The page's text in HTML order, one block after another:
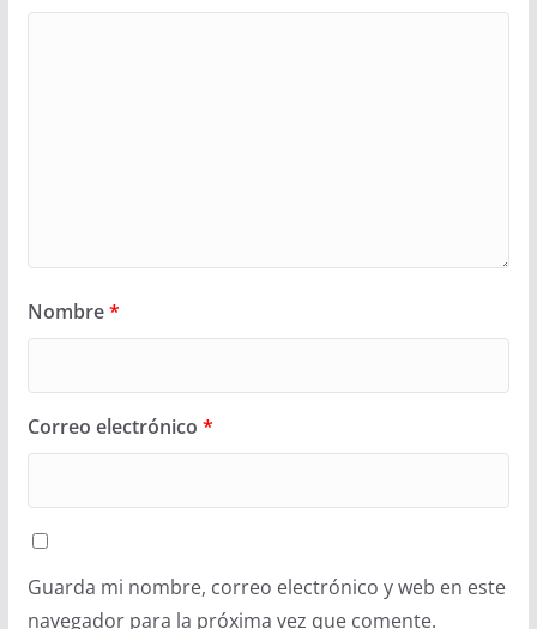
Nombre*
Correo electrónico *
Guarda mi nombre, correo electrónico y web en este
navegador para la próxima vez que comente.